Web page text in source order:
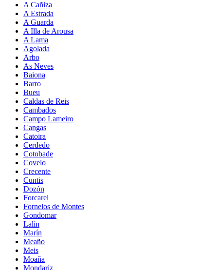
A Cañiza
A Estrada
A Guarda
A Illa de Arousa
A Lama
Agolada
Arbo
As Neves
Baiona
Barro
Bueu
Caldas de Reis
Cambados
Campo Lameiro
Cangas
Catoira
Cerdedo
Cotobade
Covelo
Crecente
Cuntis
Dozón
Forcarei
Fornelos de Montes
Gondomar
Lalín
Marín
Meaño
Meis
Moaña
Mondariz